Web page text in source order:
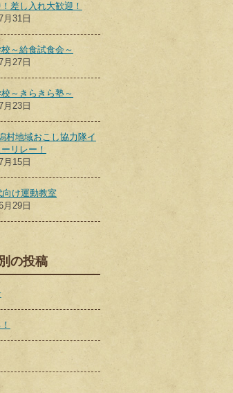
差し入れ大歓迎！
月31日
～給食試食会～
月27日
～きらきら塾～
月23日
村地域おこし協力隊イ
リレー！
月15日
向け運動教室
月29日
の投稿